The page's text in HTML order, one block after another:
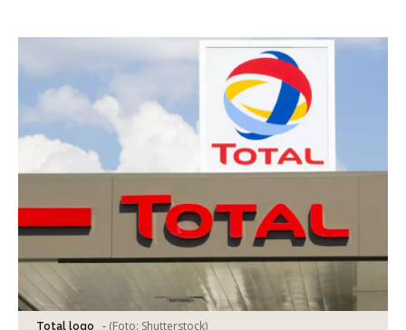
Total logo - (Foto: Shutterstock)